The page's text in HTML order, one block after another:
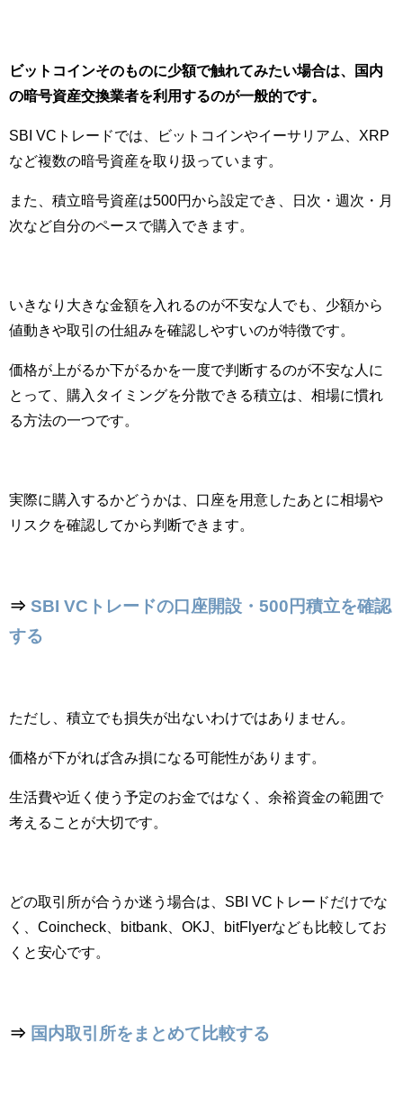
ビットコインそのものに少額で触れてみたい場合は、国内
の暗号資産交換業者を利用するのが一般的です。
SBI VCトレードでは、ビットコインやイーサリアム、XRP
など複数の暗号資産を取り扱っています。
また、積立暗号資産は500円から設定でき、日次・週次・月
次など自分のペースで購入できます。
いきなり大きな金額を入れるのが不安な人でも、少額から
値動きや取引の仕組みを確認しやすいのが特徴です。
価格が上がるか下がるかを一度で判断するのが不安な人に
とって、購入タイミングを分散できる積立は、相場に慣れ
る方法の一つです。
実際に購入するかどうかは、口座を用意したあとに相場や
リスクを確認してから判断できます。
⇒ SBI VCトレードの口座開設・500円積立を確認
する
ただし、積立でも損失が出ないわけではありません。
価格が下がれば含み損になる可能性があります。
生活費や近く使う予定のお金ではなく、余裕資金の範囲で
考えることが大切です。
どの取引所が合うか迷う場合は、SBI VCトレードだけでな
く、Coincheck、bitbank、OKJ、bitFlyerなども比較してお
くと安心です。
⇒ 国内取引所をまとめて比較する